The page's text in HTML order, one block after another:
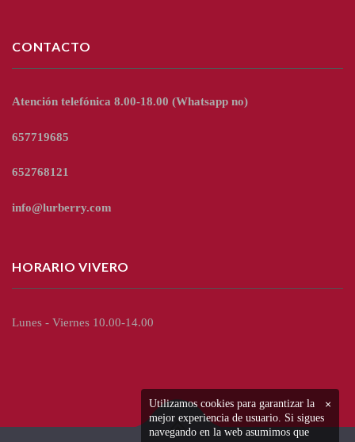
CONTACTO
Atención telefónica 8.00-18.00 (Whatsapp no)
657719685
652768121
info@lurberry.com
HORARIO VIVERO
Lunes - Viernes 10.00-14.00
×
Utilizamos cookies para garantizar la
mejor experiencia de usuario. Si sigues
navegando en la web asumimos que